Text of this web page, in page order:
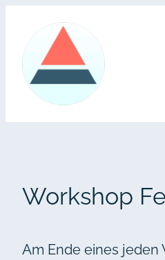
springen
Workshop
Am Ende eines jeden